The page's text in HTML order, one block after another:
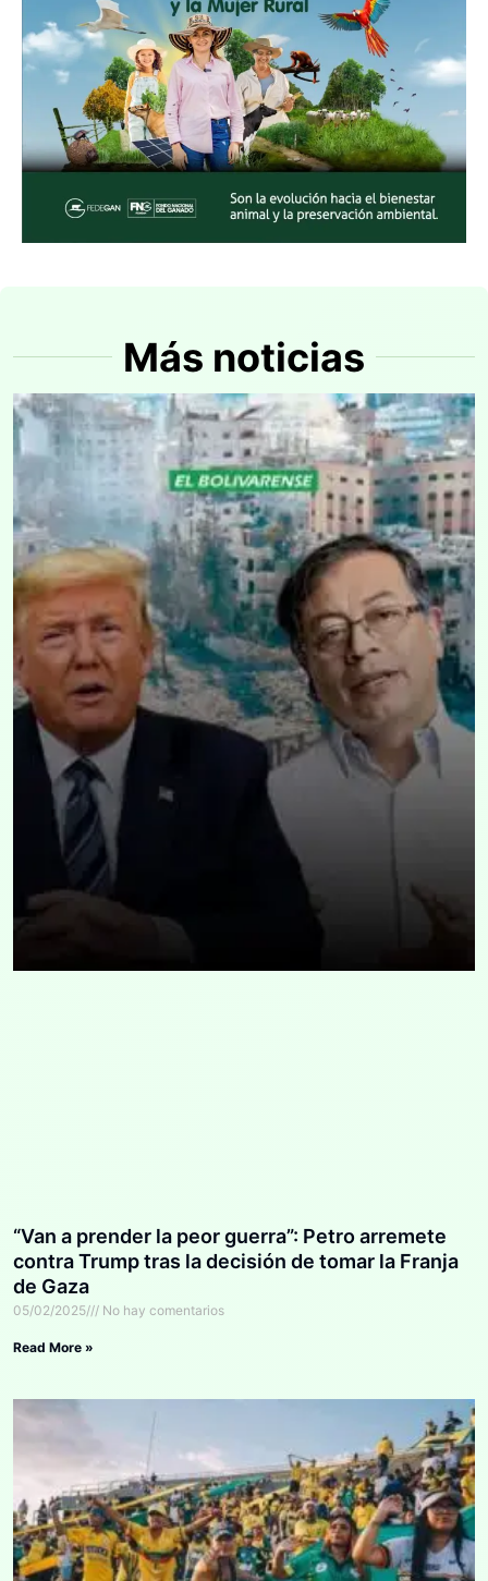
Más noticias
“Van a prender la peor guerra”: Petro arremete
contra Trump tras la decisión de tomar la Franja
de Gaza
05/02/2025 No hay comentarios
Read More »